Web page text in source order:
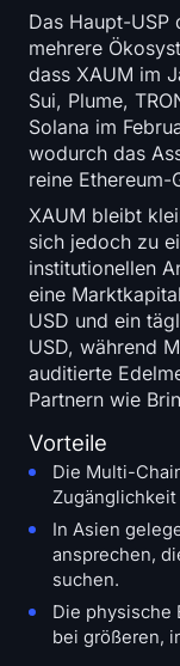
Das Haupt-USP
mehrere
dass XAUM im
Sui, Plume,
Solana im
wodurch das
reine Ethereum-
XAUM bleibt
sich jedoch zu
institutionellen
eine
USD und ein
USD, während
auditierte
Partnern wie
Vorteile
Die Multi-
In Asien
ansprechen,
suchen.
Die physische
bei größeren,